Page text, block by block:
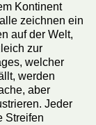
Kontinent
zeichnen ein
auf der Welt,
zur
welcher
werden
aber
Jeder
Streifen